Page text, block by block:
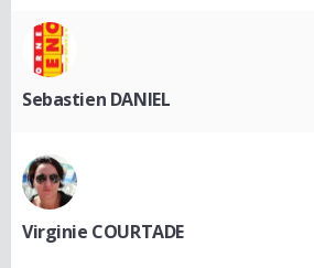
Sebastien DANIEL
Virginie COURTADE